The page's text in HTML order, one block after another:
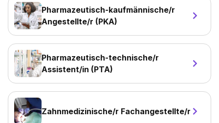
Pharmazeutisch-kaufmännische/r
Angestellte/r (PKA)
Pharmazeutisch-technische/r
Assistent/in (PTA)
Zahnmedizinische/r Fachangestellte/r